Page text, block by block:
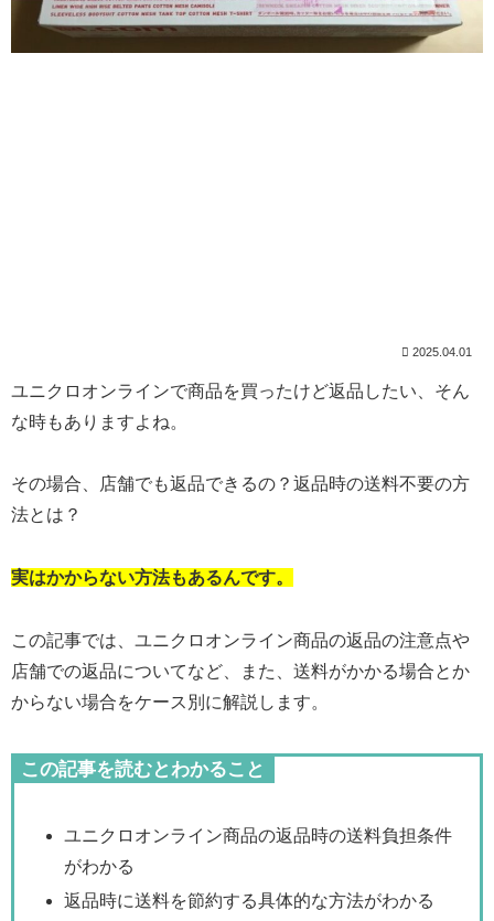
2025.04.01
ユニクロオンラインで商品を買ったけど返品したい、そん
な時もありますよね。
その場合、店舗でも返品できるの？返品時の送料不要の方
法とは？
実はかからない方法もあるんです。
この記事では、ユニクロオンライン商品の返品の注意点や
店舗での返品についてなど、また、送料がかかる場合とか
からない場合をケース別に解説します。
この記事を読むとわかること
ユニクロオンライン商品の返品時の送料負担条件
がわかる
返品時に送料を節約する具体的な方法がわかる